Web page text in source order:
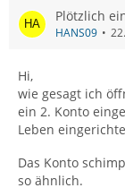
Plötzlich
HANS09
Hi,
wie gesagt ich
ein 2. Konto
Leben
Das Konto
so ähnlich.